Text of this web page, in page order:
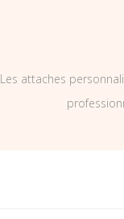
Les attaches